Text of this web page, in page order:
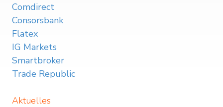
Comdirect
Consorsbank
Flatex
IG Markets
Smartbroker
Trade Republic
Aktuelles